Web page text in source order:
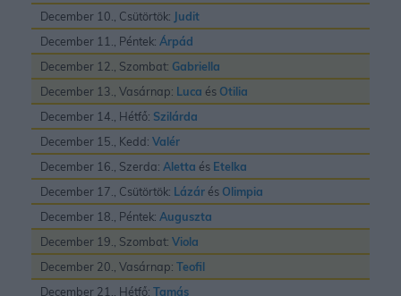
December 10., Csütörtök: Judit
December 11., Péntek: Árpád
December 12., Szombat: Gabriella
December 13., Vasárnap: Luca és Otilia
December 14., Hétfő: Szilárda
December 15., Kedd: Valér
December 16., Szerda: Aletta és Etelka
December 17., Csütörtök: Lázár és Olimpia
December 18., Péntek: Auguszta
December 19., Szombat: Viola
December 20., Vasárnap: Teofil
December 21., Hétfő: Tamás